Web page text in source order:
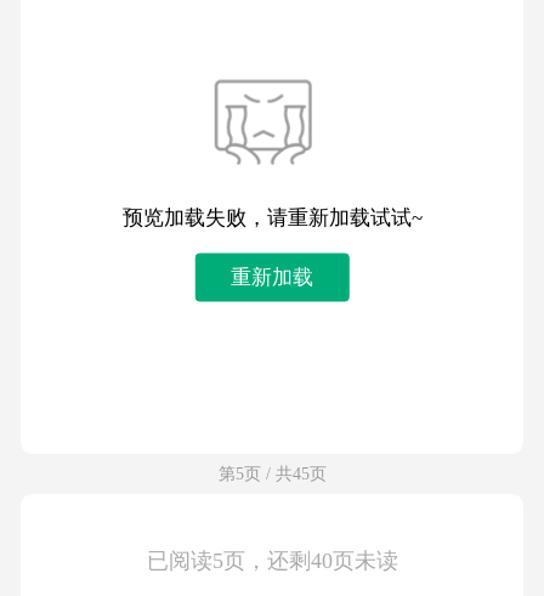
预览加载失败，请重新加载试试~
重新加载
第5页 / 共45页
已阅读5页，还剩40页未读